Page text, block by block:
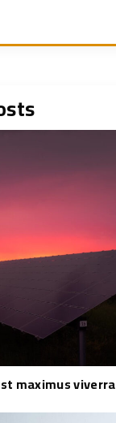
maximus viverra